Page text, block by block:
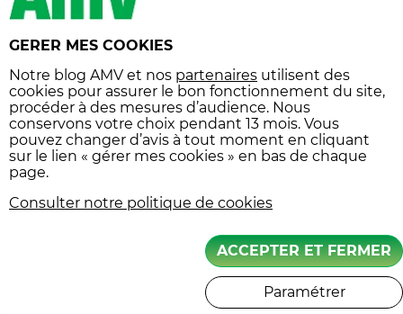
20 ans, les constructeurs
faisaient rêver les visiteurs
du Mondial de l’Automobile
avec des modèles aux lignes
sportives et au moteur
boosté. Aujourd’hui ils ne
parlent plus cylindrée,
turbo ou vitesse : ils
présentent des cocons
confortables, électriques et
existe dans la conduite, l’est
tout autant dans le confort
Quad
remorque
scooter
sécurité
sécurité
routière
Tarifs
vol
Équipement
GERER MES COOKIES
Notre blog AMV et nos partenaires utilisent des
cookies pour assurer le bon fonctionnement du site,
procéder à des mesures d’audience. Nous
conservons votre choix pendant 13 mois. Vous
pouvez changer d’avis à tout moment en cliquant
sur le lien « gérer mes cookies » en bas de chaque
page.
Consulter notre politique de cookies
ACCEPTER ET FERMER
Paramétrer